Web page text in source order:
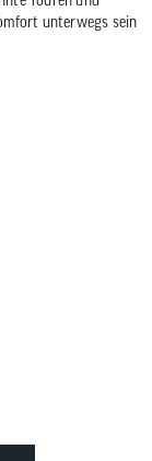
unterwegs sein